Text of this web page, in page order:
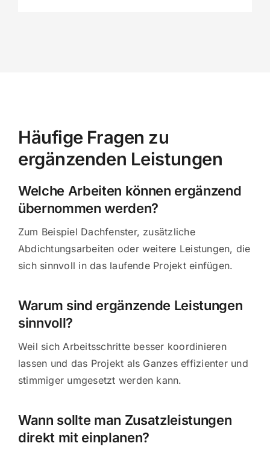
Häufige Fragen zu
ergänzenden Leistungen
Welche Arbeiten können ergänzend
übernommen werden?
Zum Beispiel Dachfenster, zusätzliche
Abdichtungsarbeiten oder weitere Leistungen, die
sich sinnvoll in das laufende Projekt einfügen.
Warum sind ergänzende Leistungen
sinnvoll?
Weil sich Arbeitsschritte besser koordinieren
lassen und das Projekt als Ganzes effizienter und
stimmiger umgesetzt werden kann.
Wann sollte man Zusatzleistungen
direkt mit einplanen?